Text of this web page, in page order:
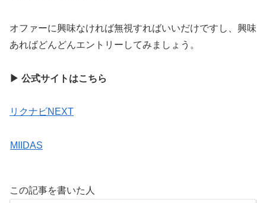
オファーに興味なければ無視すればいいだけですし、興味
あればどんどんエントリーしてみましょう。
▶︎ 公式サイトはこちら
リクナビNEXT
MIIDAS
この記事を書いた人